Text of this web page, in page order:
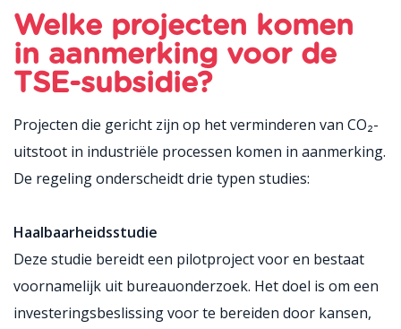
Welke projecten komen
in aanmerking voor de
TSE-subsidie?
Projecten die gericht zijn op het verminderen van CO₂-
uitstoot in industriële processen komen in aanmerking.
De regeling onderscheidt drie typen studies:
Haalbaarheidsstudie
Deze studie bereidt een pilotproject voor en bestaat
voornamelijk uit bureauonderzoek. Het doel is om een
investeringsbeslissing voor te bereiden door kansen,